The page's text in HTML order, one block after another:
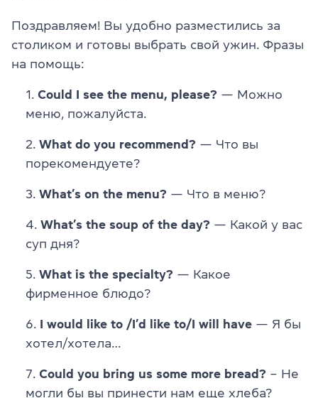
Поздравляем! Вы удобно разместились за
столиком и готовы выбрать свой ужин. Фразы
на помощь:
Could I see the menu, please? — Можно
меню, пожалуйста.
What do you recommend? — Что вы
порекомендуете?
What’s on the menu? — Что в меню?
What’s the soup of the day? — Какой у вас
суп дня?
What is the specialty? — Какое
фирменное блюдо?
I would like to /I’d like to/I will have — Я бы
хотел/хотела…
Could you bring us some more bread? – Не
могли бы вы принести нам еще хлеба?